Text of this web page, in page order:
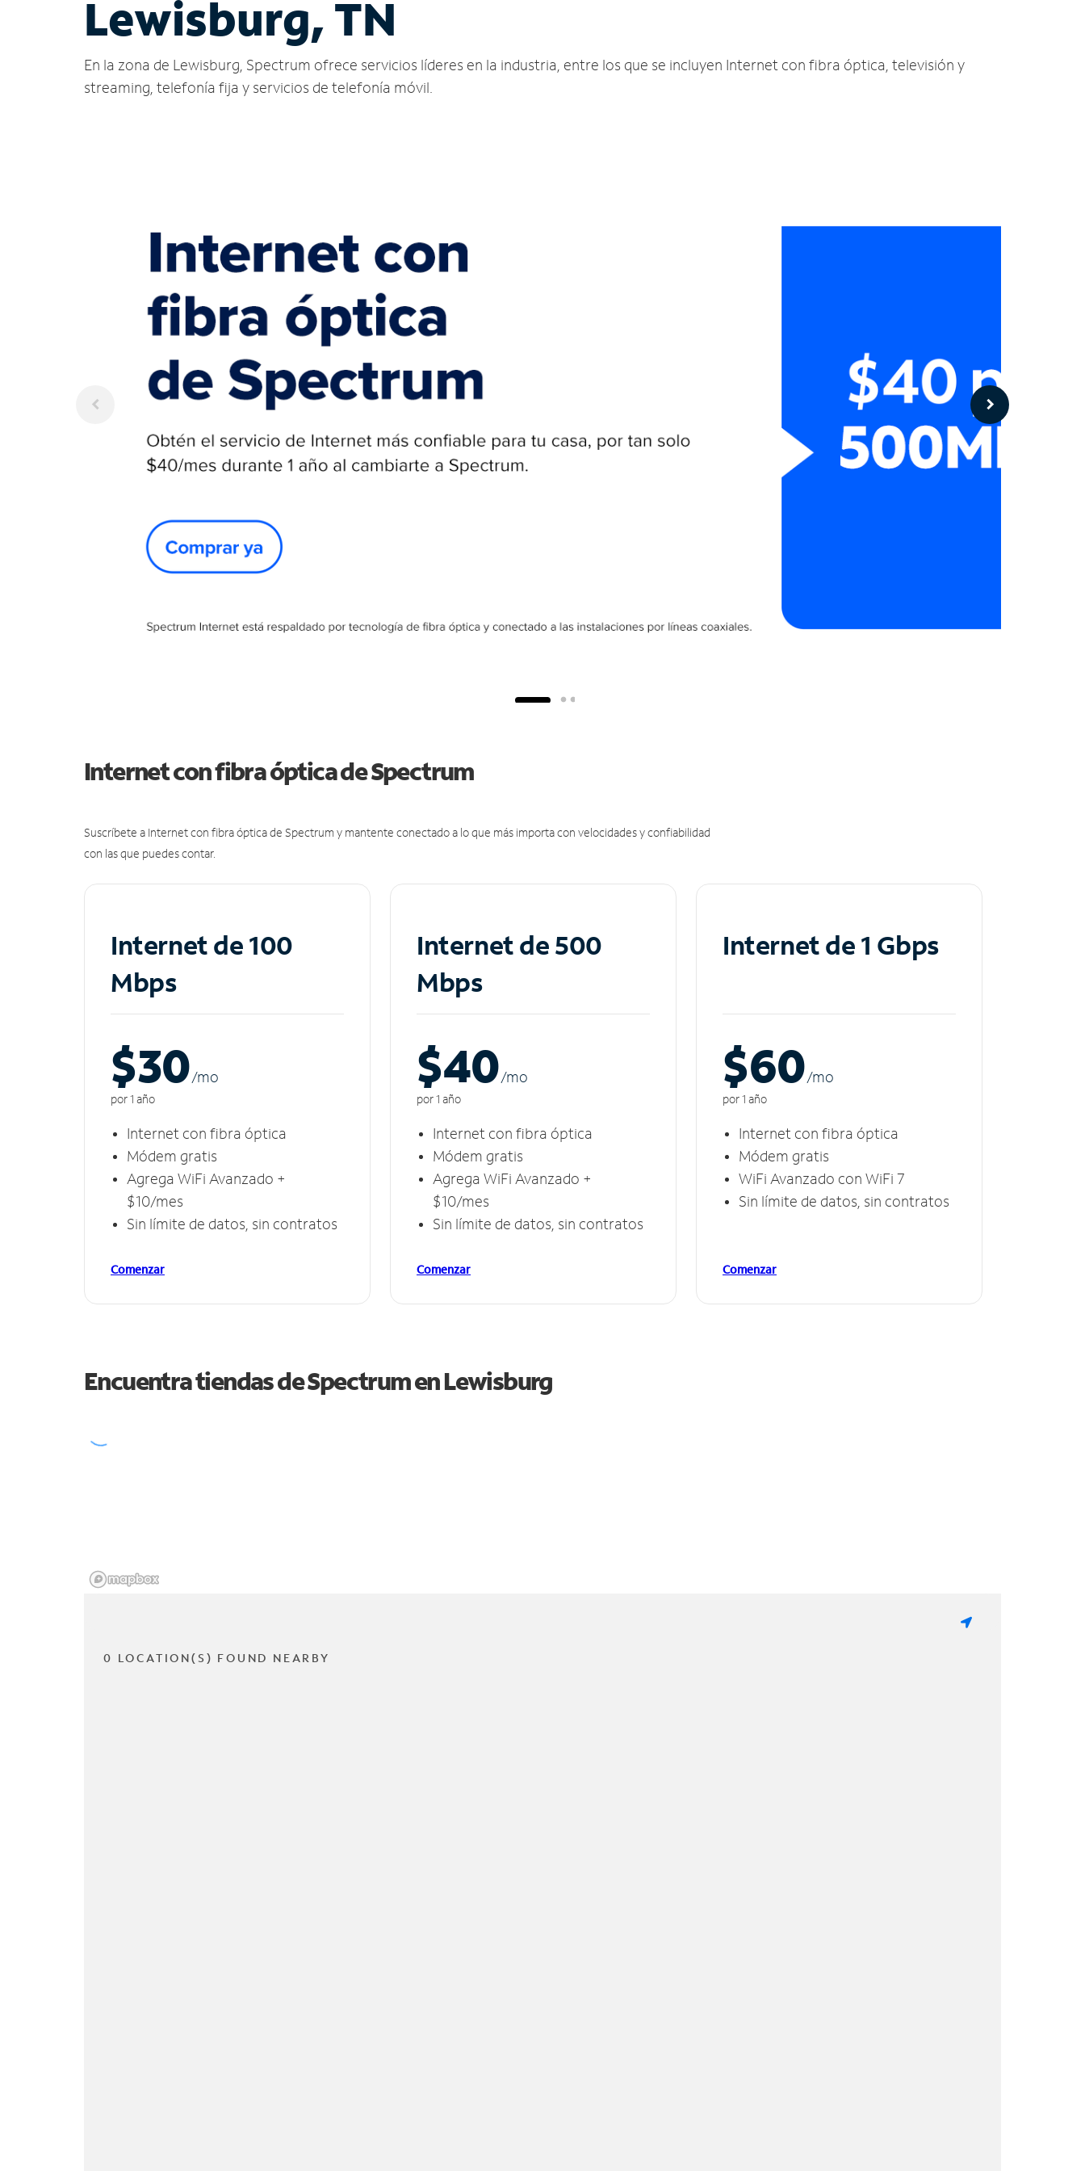
Lewisburg, TN
En la zona de Lewisburg, Spectrum ofrece servicios líderes en la industria, entre los que se incluyen Internet con fibra óptica, televisión y
streaming, telefonía fija y servicios de telefonía móvil.
Internet con fibra óptica de Spectrum
Suscríbete a Internet con fibra óptica de Spectrum y mantente conectado a lo que más importa con velocidades y confiabilidad
con las que puedes contar.
Internet de 100
Mbps
$30/mo
por 1 año
Internet con fibra óptica
Módem gratis
Agrega WiFi Avanzado +
$10/mes
Sin límite de datos, sin contratos
Comenzar
Internet de 500
Mbps
$40/mo
por 1 año
Internet con fibra óptica
Módem gratis
Agrega WiFi Avanzado +
$10/mes
Sin límite de datos, sin contratos
Comenzar
Internet de 1 Gbps
$60/mo
por 1 año
Internet con fibra óptica
Módem gratis
WiFi Avanzado con WiFi 7
Sin límite de datos, sin contratos
Comenzar
Encuentra tiendas de Spectrum enLewisburg
0 LOCATION(S) FOUND NEARBY